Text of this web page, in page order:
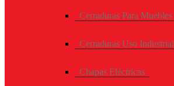
Cerraduras Para Muebles
Cerraduras Uso Industrial
Chapas Eléctricas